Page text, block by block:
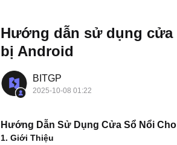
Hướng dẫn sử dụng
bị Android
BITGP
2025-10-08 01:22
Hướng Dẫn Sử Dụng Cửa Sổ Nổi
1. Giới Thiệu